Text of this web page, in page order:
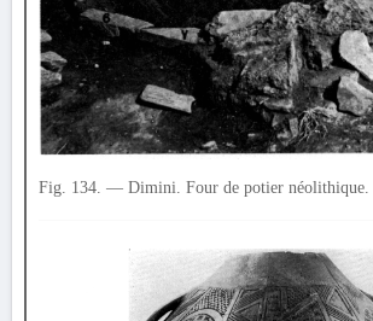
Fig. 134. — Dimini. Four de potier néolithique.